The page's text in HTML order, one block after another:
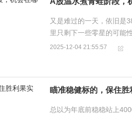
又是难过的一天，依旧是
里只剩下一些零星的可能
家下跌，持股体验非常的
2025-12-04 21:55:57
瞄准稳健标的，保住胜
总以为年底前稳稳站上